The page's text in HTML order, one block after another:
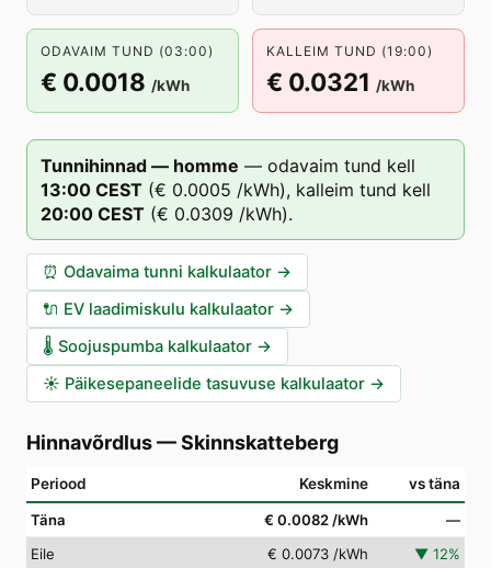
ODAVAIM TUND (03:00)
€ 0.0018 /kWh
KALLEIM TUND (19:00)
€ 0.0321 /kWh
Tunnihinnad — homme — odavaim tund kell
13:00 CEST (€ 0.0005 /kWh), kalleim tund kell
20:00 CEST (€ 0.0309 /kWh).
⏰ Odavaima tunni kalkulaator →
🔌 EV laadimiskulu kalkulaator →
🌡️ Soojuspumba kalkulaator →
☀️ Päikesepaneelide tasuvuse kalkulaator →
Hinnavõrdlus—Skinnskatteberg
Periood Keskmine vs täna
Täna € 0.0082 /kWh
—
Eile
€ 0.0073 /kWh ▼ 12%